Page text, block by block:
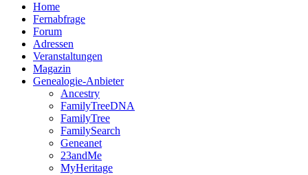
Home
Fernabfrage
Forum
Adressen
Veranstaltungen
Magazin
Genealogie-Anbieter
Ancestry
FamilyTreeDNA
FamilyTree
FamilySearch
Geneanet
23andMe
MyHeritage